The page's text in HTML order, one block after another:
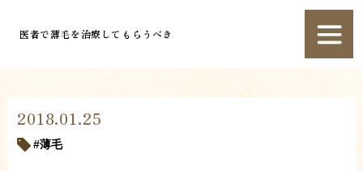
医者で薄毛を治療してもらうべき
2018.01.25
薄毛